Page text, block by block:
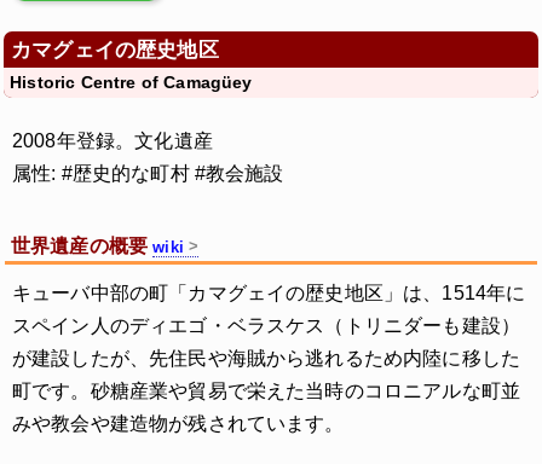
カマグェイの歴史地区
Historic Centre of Camagüey
2008年登録。文化遺産
属性: #歴史的な町村 #教会施設
世界遺産の概要wiki
キューバ中部の町「カマグェイの歴史地区」は、1514年に
スペイン人のディエゴ・ベラスケス（トリニダーも建設）
が建設したが、先住民や海賊から逃れるため内陸に移した
町です。砂糖産業や貿易で栄えた当時のコロニアルな町並
みや教会や建造物が残されています。